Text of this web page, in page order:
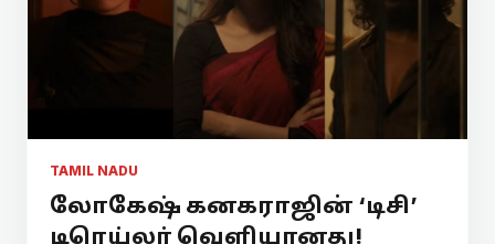
TAMIL NADU
லோகேஷ் கனகராஜின் ‘டிசி’
டிரெய்லர் வெளியானது!